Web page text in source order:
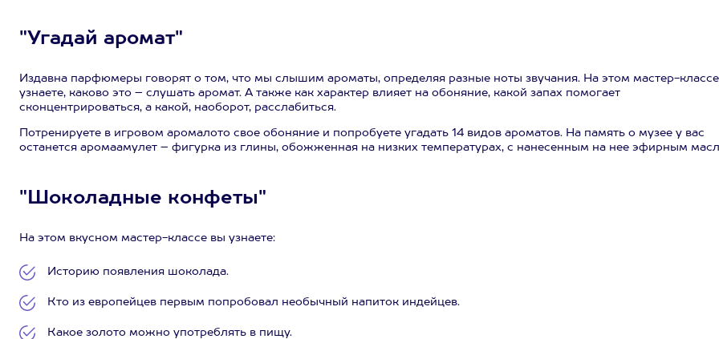
"Угадай аромат"
Издавна парфюмеры говорят о том, что мы слышим ароматы, определяя разные ноты звучания. На этом мастер-
узнаете, каково это – слушать аромат. А также как характер влияет на обоняние, какой запах помогает
сконцентрироваться, а какой, наоборот, расслабиться.
Потренируете в игровом аромалото свое обоняние и попробуете угадать 14 видов ароматов. На память о музее у вас
останется аромаамулет – фигурка из глины, обожженная на низких температурах, с нанесенным на нее эфирным
"Шоколадные конфеты"
На этом вкусном мастер-классе вы узнаете:
Историю появления шоколада.
Кто из европейцев первым попробовал необычный напиток индейцев.
Какое золото можно употреблять в пищу.